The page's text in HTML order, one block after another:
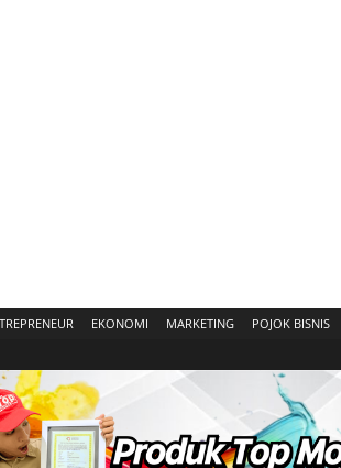
EKONOMI MARKETING POJOK BISNIS